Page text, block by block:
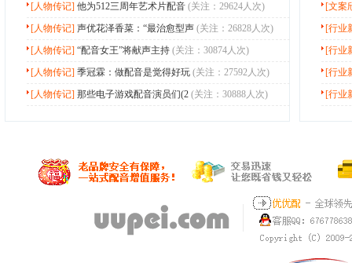
[人物传记] 他为512三周年艺术片配音 (关注：29624人次)
[人物传记] 声优花泽香菜：“最治愈型声 (关注：26828人次)
[人物传记] “配音女王”将献声主持 (关注：30874人次)
[人物传记] 季冠霖：做配音是觉得好玩 (关注：27592人次)
[人物传记] 那些电子游戏配音演员们(2 (关注：30888人次)
[文案
[行业
[行业
[行业
[行业